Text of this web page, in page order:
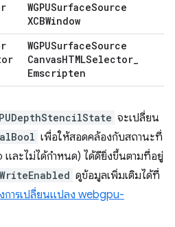
WGPUSurfaceSource
XCBWindow
WGPUSurfaceSource
CanvasHTMLSelector_
Emscripten
จะเปลี่ยน
เพื่อให้สอดคล้องกับสถานะที่
และไม่ได้กำหนด) ได้ดียิ่งขึ้นตามที่อยู่
ดูข้อมูลเพิ่มเติมได้ที่
การเปลี่ยนแปลง webgpu-